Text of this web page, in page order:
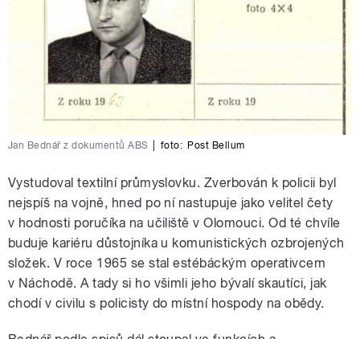
Jan Bednář z dokumentů ABS foto: Post Bellum
Vystudoval textilní průmyslovku. Zverbován k policii byl
nejspíš na vojně, hned po ní nastupuje jako velitel čety
v hodnosti poručíka na učiliště v Olomouci. Od té chvíle
buduje kariéru důstojníka u komunistických ozbrojených
složek. V roce 1965 se stal estébáckým operativcem
v Náchodě. A tady si ho všimli jeho bývalí skautíci, jak
chodí v civilu s policisty do místní hospody na obědy.